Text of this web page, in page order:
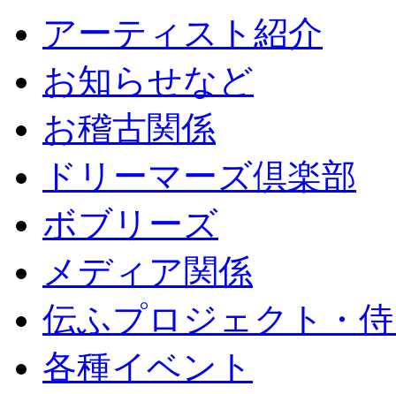
アーティスト紹介
お知らせなど
お稽古関係
ドリーマーズ倶楽部
ボブリーズ
メディア関係
伝ふプロジェクト・
各種イベント